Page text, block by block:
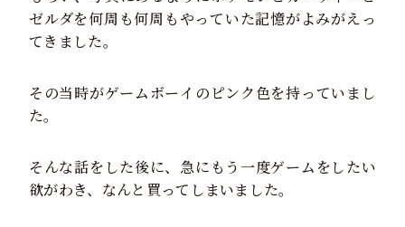
ゼルダを何周も何周もやっていた記憶がよみがえっ
てきました。
その当時がゲームボーイのピンク色を持っていまし
た。
そんな話をした後に、急にもう一度ゲームをしたい
欲がわき、なんと買ってしまいました。